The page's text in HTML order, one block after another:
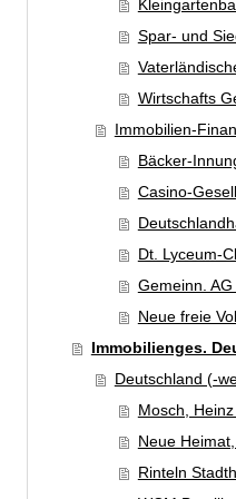
Spar- und
Wirtschafts
Immobilien-
Bäcker-
Casino-
Dt. Lyceum-
Gemeinn.
Neue freie
Immobilienges.
Deutschland (-
Mosch,
Neue
Rinteln